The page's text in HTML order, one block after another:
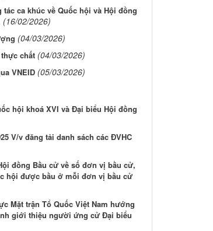
ca khúc về Quốc hội và Hội đồng
(16/02/2026)
(04/03/2026)
chất (04/03/2026)
VNEID (05/03/2026)
hội khoá XVI và Đại biểu Hội đồng
V/v đăng tải danh sách các ĐVHC
đồng Bầu cử về số đơn vị bầu cử,
hội được bầu ở mỗi đơn vị bầu cử
Mặt trận Tổ Quốc Việt Nam hướng
giới thiệu người ứng cử Đại biểu